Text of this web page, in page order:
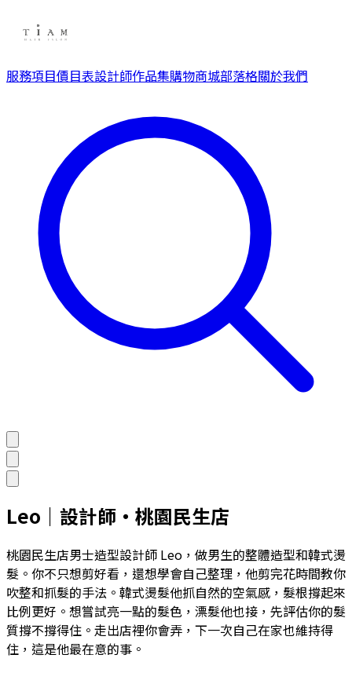
服務項目價目表設計師作品集購物商城部落格關於我們
Leo ｜ 設計師 ・ 桃園民生店
桃園民生店男士造型設計師 Leo，做男生的整體造型和韓式燙
髮。你不只想剪好看，還想學會自己整理，他剪完花時間教你
吹整和抓髮的手法。韓式燙髮他抓自然的空氣感，髮根撐起來
比例更好。想嘗試亮一點的髮色，漂髮他也接，先評估你的髮
質撐不撐得住。走出店裡你會弄，下一次自己在家也維持得
住，這是他最在意的事。